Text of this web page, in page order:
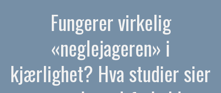
Fungerer virkelig
«neglejageren» i
kjærlighet? Hva studier sier